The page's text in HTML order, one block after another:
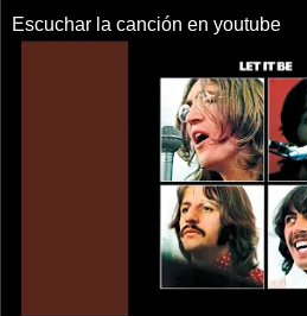
Escuchar la canción en youtube